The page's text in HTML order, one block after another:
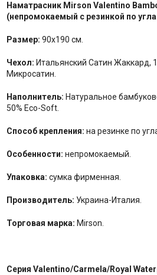
Наматрасник Mirson Valentino
(непромокаемый с резинкой по
Размер: 90x190 см.
Чехол: Итальянский Сатин Жаккард,
Микросатин.
Наполнитель: Натуральное
50% Eco-Soft.
Способ крепления: на резинке по
Особенности: непромокаемый.
Упаковка: сумка фирменная.
Производитель: Украина-Италия.
Торговая марка: Mirson.
Серия Valentino/Carmela/Royal